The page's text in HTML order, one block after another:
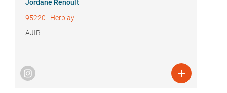
Jordane Renoult
95220 | Herblay
AJIR
